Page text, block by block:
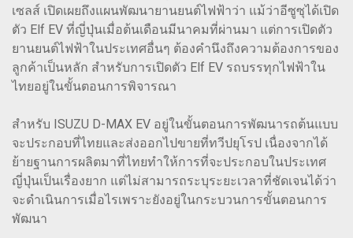
เซลส์ เปิดเผยถึงแผนพัฒนายานยนต์ไฟฟ้าว่า แม้ว่าอีซูซุได้เปิด
ตัว Elf EV ที่ญี่ปุ่นเมื่อต้นเดือนมีนาคมที่ผ่านมา แต่การเปิดตัว
ยานยนต์ไฟฟ้าในประเทศอื่นๆ ต้องคำนึงถึงความต้องการของ
ลูกค้าเป็นหลัก สำหรับการเปิดตัว Elf EV รถบรรทุกไฟฟ้าใน
ไทยอยู่ในขั้นตอนการพิจารณา
สำหรับ ISUZU D-MAX EV อยู่ในขั้นตอนการพัฒนารถต้นแบบ
จะประกอบที่ไทยและส่งออกไปขายที่ทวีปยุโรป เนื่องจากได้
ย้ายฐานการผลิตมาที่ไทยทำให้การที่จะประกอบในประเทศ
ญี่ปุ่นเป็นเรื่องยาก แต่ไม่สามารถระบุระยะเวลาที่ชัดเจนได้ว่า
จะดำเนินการเมื่อไรเพราะยังอยู่ในกระบวนการขั้นตอนการ
พัฒนา